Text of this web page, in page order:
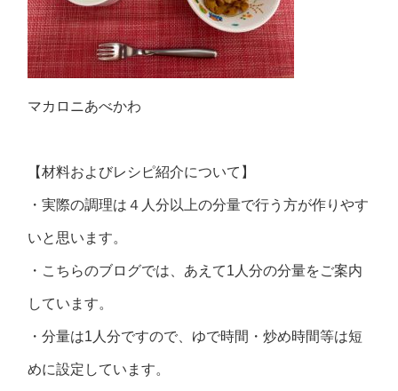
マカロニあべかわ
【材料およびレシピ紹介について】
・実際の調理は４人分以上の分量で行う方が作りやす
いと思います。
・こちらのブログでは、あえて1人分の分量をご案内
しています。
・分量は1人分ですので、ゆで時間・炒め時間等は短
めに設定しています。